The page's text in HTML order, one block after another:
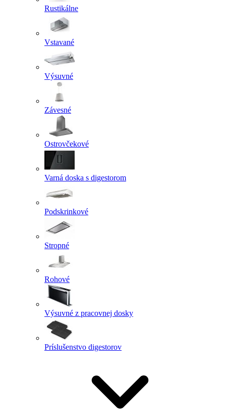
Rustikálne
Vstavané
Výsuvné
Závesné
Ostrovčekové
Varná doska s digestorom
Podskrinkové
Stropné
Rohové
Výsuvné z pracovnej dosky
Príslušenstvo digestorov